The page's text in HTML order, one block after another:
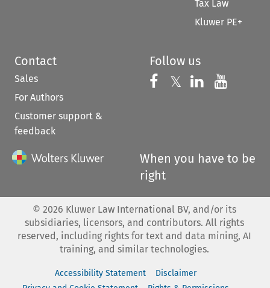
Tax Law
Kluwer PE+
Contact
Sales
For Authors
Customer support &
feedback
Follow us
Follow us on
𝕏 Follow us on
Follow us
When you have to be
right
© 2026 Kluwer Law International BV, and/or its
subsidiaries, licensors, and contributors. All rights
reserved, including rights for text and data mining, AI
training, and similar technologies.
Accessibility Statement
Disclaimer